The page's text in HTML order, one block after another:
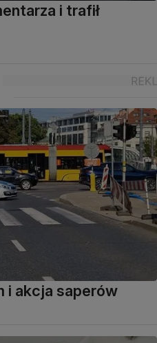
i trafił
i akcja saperów